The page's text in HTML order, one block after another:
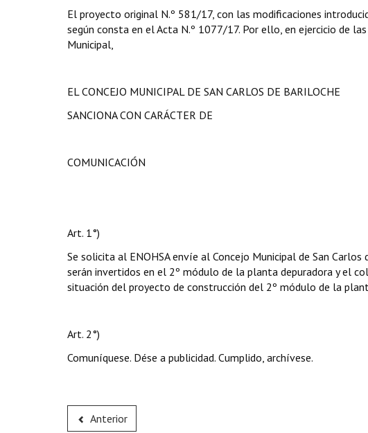
El proyecto original N.º 581/17, con las modificaciones
según consta en el Acta N.º 1077/17. Por ello, en ejercicio de
Municipal,
EL CONCEJO MUNICIPAL DE SAN CARLOS DE BARILOCHE
SANCIONA CON CARÁCTER DE
COMUNICACIÓN
Art. 1°)
Se solicita al ENOHSA envíe al Concejo Municipal de San
serán invertidos en el 2º módulo de la planta depuradora y el
situación del proyecto de construcción del 2º módulo de la
Art. 2°)
Comuníquese. Dése a publicidad. Cumplido, archívese.
Anterior